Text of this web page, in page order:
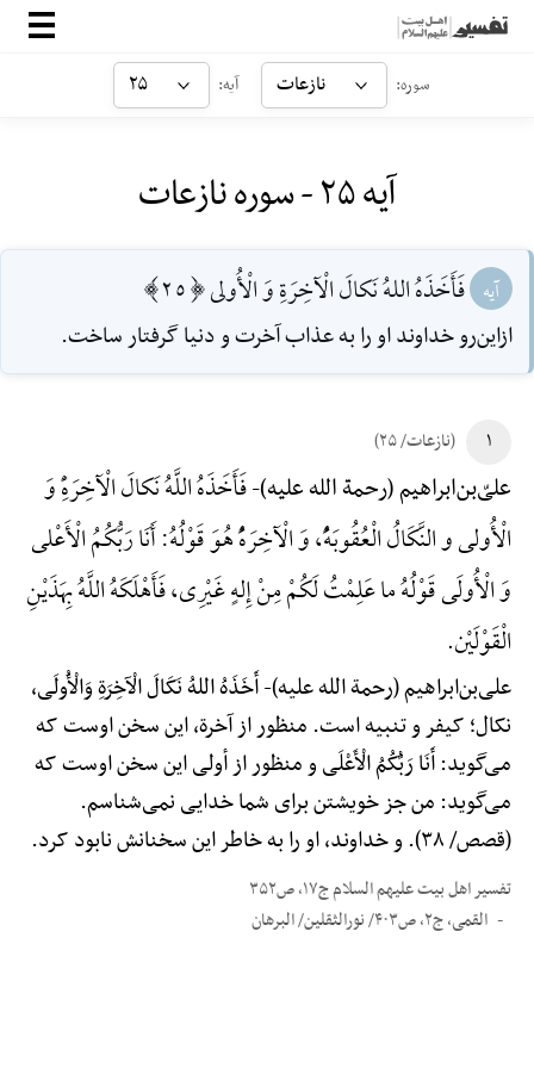
صفحه‌اصلی
ارتباط با ما
سوره: نازعات آیه: ۲۵
آیه ۲۵ - سوره نازعات
آیه فَأَخَذَهُ اللهُ نَكالَ الْآخِرَةِ وَ الْأُولى [25]
ازاين‌رو خداوند او را به عذاب آخرت و دنيا گرفتار ساخت.
۱ (نازعات/ ۲۵)
علیّ‌بن‌ابراهیم (رحمة الله علیه)-فَأَخَذَهُ اللَّهُ نَکالَ الْآخِرَهًِْ وَ
الْأُولی و النَّکَالُ الْعُقُوبَهًُْ، وَ الْآخِرَهًُْ هُوَ قَوْلُهُ: أَنَا رَبُّکُمُ الْأَعْلی
وَ الْأُولَی قَوْلُهُ ما عَلِمْتُ لَکُمْ مِنْ إِلهٍ غَیْرِی، فَأَهْلَکَهُ اللَّهُ بِهَذَیْنِ
الْقَوْلَیْن.
علی‌بن‌ابراهیم (رحمة الله علیه)-أَخَذَهُ اللهُ نَکَالَ الْآخِرَةِ وَالْأُولَی،
نکال؛ کیفر و تنبیه است. منظور از آخرة، این سخن اوست که
می‌گوید: أَنَا رَبُّکُمُ الْأَعْلَی و منظور از أولی این سخن اوست که
می‌گوید: من جز خویشتن برای شما خدایی نمی‌شناسم.
(قصص/ ۳۸). و خداوند، او را به خاطر این سخنانش نابود کرد.
تفسیر اهل بیت علیهم السلام ج۱۷، ص۳۵۲
القمی، ج۲، ص۴۰۳/ نورالثقلین/ البرهان